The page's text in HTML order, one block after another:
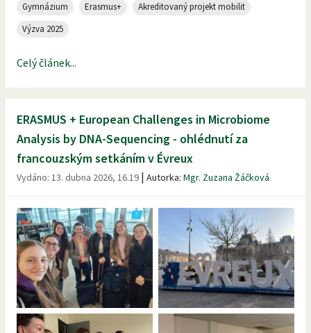
Gymnázium Erasmus+
Akreditovaný projekt mobilit
Výzva 2025
Celý článek...
ERASMUS + European Challenges in Microbiome
Analysis by DNA-Sequencing - ohlédnutí za
francouzským setkáním v Évreux
Vydáno: 13. dubna 2026, 16.19 | Autorka: Mgr. Zuzana Žáčková